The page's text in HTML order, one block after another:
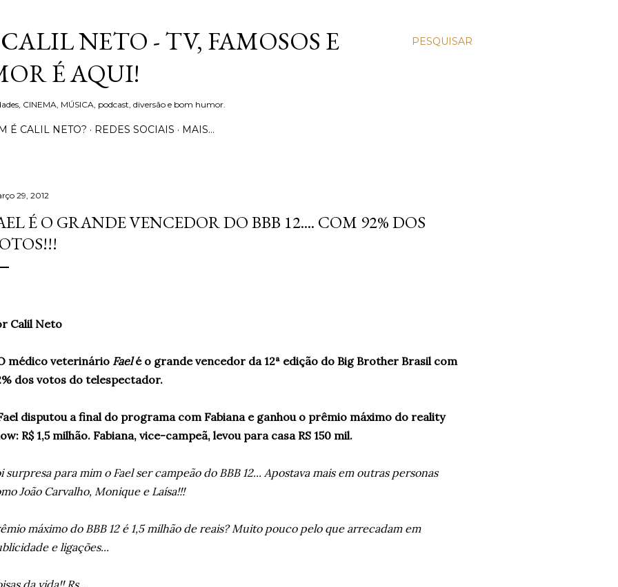
PESQUISAR
NETO - TV, FAMOSOS E
É AQUI!
CINEMA, MÚSICA, podcast, diversão e bom humor.
É CALIL NETO? REDES SOCIAIS MAIS…
29, 2012
É O GRANDE VENCEDOR DO BBB 12.... COM 92% DOS
Calil Neto
médico veterinário Faelé o grande vencedor da 12ª edição do Big Brother Brasil com
dos votos do telespectador.
disputou a final do programa com Fabiana e ganhou o prêmio máximo do reality
R$ 1,5 milhão. Fabiana, vice-campeã, levou para casa RS 150 mil.
surpresa para mim o Fael ser campeão do BBB 12... Apostava mais em outras personas
João Carvalho, Monique e Laísa!!!
máximo do BBB 12 é 1,5 milhão de reais? Muito pouco pelo que arrecadam em
e ligações...
da vida!! Rs...